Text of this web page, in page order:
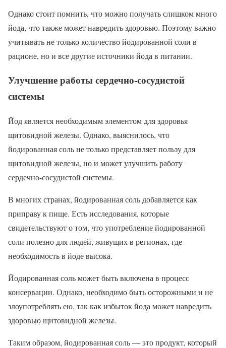
Однако стоит помнить, что можно получать слишком много
йода, что также может навредить здоровью. Поэтому важно
учитывать не только количество йодированной соли в
рационе, но и все другие источники йода в питании.
Улучшение работы сердечно-сосудистой
системы
Йод является необходимым элементом для здоровья
щитовидной железы. Однако, выяснилось, что
йодированная соль не только представляет пользу для
щитовидной железы, но и может улучшить работу
сердечно-сосудистой системы.
В многих странах, йодированная соль добавляется как
приправу к пище. Есть исследования, которые
свидетельствуют о том, что употребление йодированной
соли полезно для людей, живущих в регионах, где
необходимость в йоде высока.
Йодированная соль может быть включена в процесс
консервации. Однако, необходимо быть осторожными и не
злоупотреблять ею, так как избыток йода может навредить
здоровью щитовидной железы.
Таким образом, йодированная соль — это продукт, который